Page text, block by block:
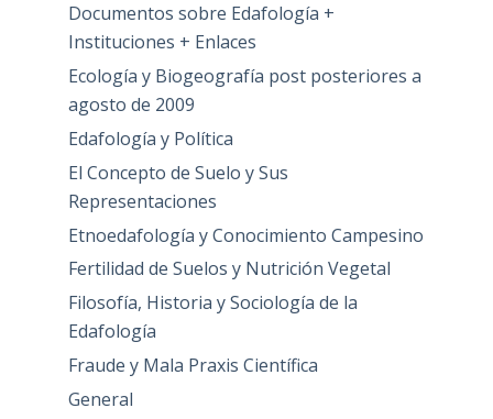
Documentos sobre Edafología +
Instituciones + Enlaces
Ecología y Biogeografía post posteriores a
agosto de 2009
Edafología y Política
El Concepto de Suelo y Sus
Representaciones
Etnoedafología y Conocimiento Campesino
Fertilidad de Suelos y Nutrición Vegetal
Filosofía, Historia y Sociología de la
Edafología
Fraude y Mala Praxis Científica
General